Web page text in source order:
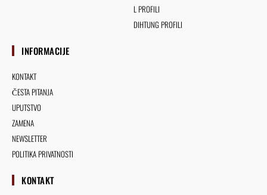
L PROFILI
DIHTUNG PROFILI
INFORMACIJE
KONTAKT
ČESTA PITANJA
UPUTSTVO
ZAMENA
NEWSLETTER
POLITIKA PRIVATNOSTI
KONTAKT